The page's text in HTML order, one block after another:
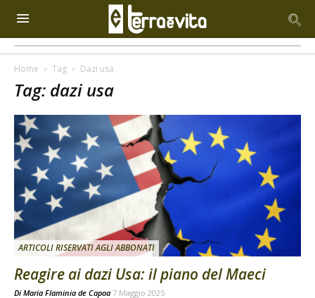
Home Tag Dazi usa
Tag: dazi usa
ARTICOLI RISERVATI AGLI ABBONATI
Reagire ai dazi Usa: il piano del Maeci
Di Maria Flaminia de Capoa 7 Maggio 2025